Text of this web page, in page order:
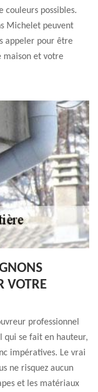
couleurs possibles.
Michelet peuvent
appeler pour être
maison et votre
VOTRE
professionnel
qui se fait en hauteur,
impératives. Le vrai
ne risquez aucun
et les matériaux